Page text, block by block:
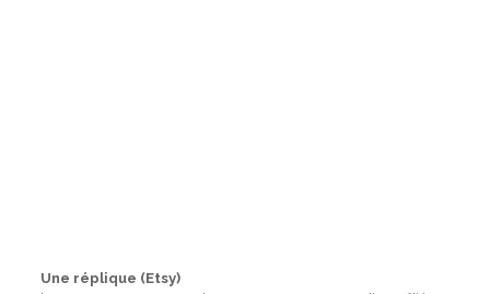
Une réplique (Etsy)